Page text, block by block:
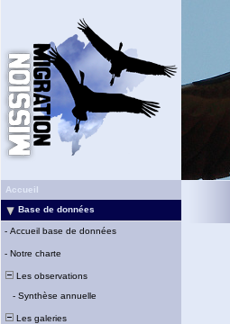
Accueil
Base de données
- Accueil base de données
- Notre charte
Les observations
- Synthèse annuelle
Les galeries